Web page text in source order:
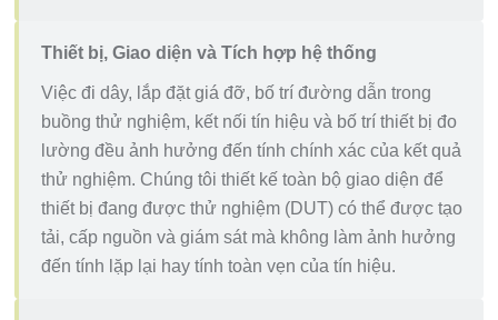
Thiết bị, Giao diện và Tích hợp hệ thống
Việc đi dây, lắp đặt giá đỡ, bố trí đường dẫn trong
buồng thử nghiệm, kết nối tín hiệu và bố trí thiết bị đo
lường đều ảnh hưởng đến tính chính xác của kết quả
thử nghiệm. Chúng tôi thiết kế toàn bộ giao diện để
thiết bị đang được thử nghiệm (DUT) có thể được tạo
tải, cấp nguồn và giám sát mà không làm ảnh hưởng
đến tính lặp lại hay tính toàn vẹn của tín hiệu.